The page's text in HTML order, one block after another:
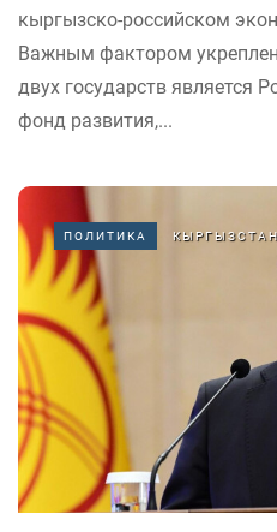
кыргызско-российском
Важным фактором
двух государств является
фонд развития,...
ПОЛИТИКА КЫРГЫЗСТАН